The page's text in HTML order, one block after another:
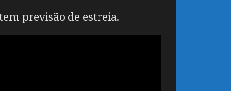
previsão de estreia.